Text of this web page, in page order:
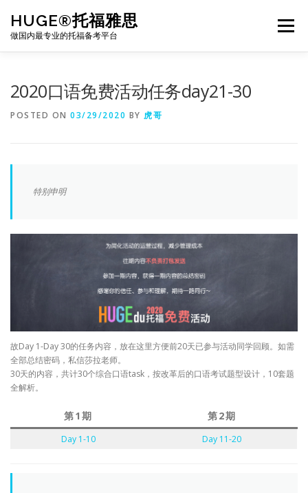
content
HUGE®托福雅思
做国内最专业的托福备考平台
Menu
2020口语免费活动任务day21-30
POSTED ON 03/29/2020 BY 虎哥
特别申明
故Day 1-Day 30的任务内容，放在这里方便前20天已参与活动同学回顾。如需
全部总结密码，私信莎拉老师。
30天的内容，共计30个综合口语task，按改革后的口语考试题型设计，10套题
全解析。
第1期 第2期
Day 1-10 Day 11-20